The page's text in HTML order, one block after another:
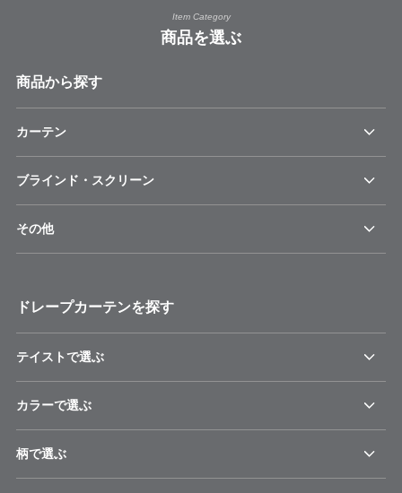
Item Category
商品を選ぶ
商品から探す
カーテン
ブラインド・スクリーン
その他
ドレープカーテンを探す
テイストで選ぶ
カラーで選ぶ
柄で選ぶ